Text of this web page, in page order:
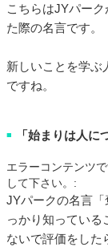
こちらはJYパー
た際の名言です。
新しいことを学ぶ
ですね。
■ 「始まりは人に
エラーコンテンツ
して下さい。:
JYパークの名言
っかり知っている
ないで評価をした